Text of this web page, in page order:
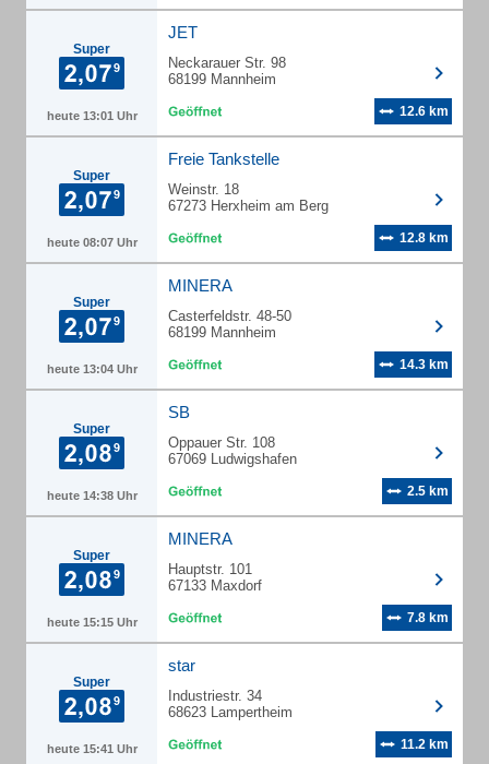
Super
heute 13:01 Uhr
JET
Neckarauer Str. 98
68199 Mannheim
12.6 km
Super
heute 08:07 Uhr
Freie Tankstelle
Weinstr. 18
67273 Herxheim am Berg
12.8 km
Super
heute 13:04 Uhr
MINERA
Casterfeldstr. 48-50
68199 Mannheim
14.3 km
Super
heute 14:38 Uhr
SB
Oppauer Str. 108
67069 Ludwigshafen
2.5 km
Super
heute 15:15 Uhr
MINERA
Hauptstr. 101
67133 Maxdorf
7.8 km
Super
heute 15:41 Uhr
star
Industriestr. 34
68623 Lampertheim
11.2 km